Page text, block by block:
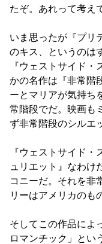
たぞ。あれって考え
いま思ったが『プリ
のキス、というのは
『ウェストサイド・
かの名作は『非常階
ーとマリアが気持ち
常階段でだ。映画も
ず非常階段のシルエ
『ウェストサイド
ュリエット』なわけ
コニーだ。それを非
リーはアメリカのも
そしてこの作品によ
ロマンチック」とい